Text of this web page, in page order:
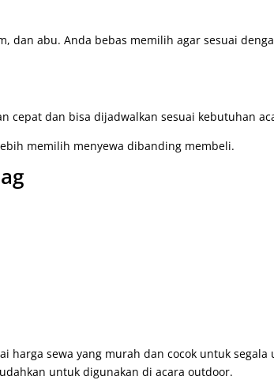
dan abu. Anda bebas memilih agar sesuai
cepat dan bisa dijadwalkan sesuai kebutuhan
memilih menyewa dibanding membeli.
harga sewa yang murah dan cocok untuk segala
untuk digunakan di acara outdoor.